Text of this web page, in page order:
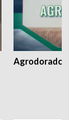
Agrodoradcy